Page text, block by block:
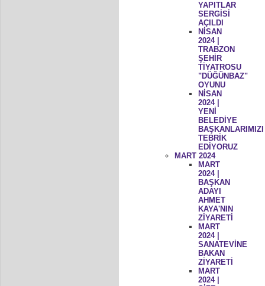
YAPITLAR
SERGİSİ
AÇILDI
NİSAN
2024 |
TRABZON
ŞEHİR
TİYATROSU
"DÜĞÜNBAZ"
OYUNU
NİSAN
2024 |
YENİ
BELEDİYE
BAŞKANLARIMIZI
TEBRİK
EDİYORUZ
MART 2024
MART
2024 |
BAŞKAN
ADAYI
AHMET
KAYA'NIN
ZİYARETİ
MART
2024 |
SANATEVİNE
BAKAN
ZİYARETİ
MART
2024 |